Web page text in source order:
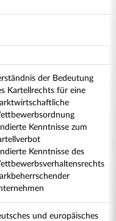
der Bedeutung
Kartellrechts für eine
Kenntnisse zum
Kenntnisse des
und europäisches